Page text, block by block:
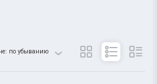
по убыванию